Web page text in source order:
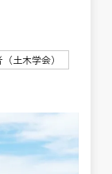
土木学会）